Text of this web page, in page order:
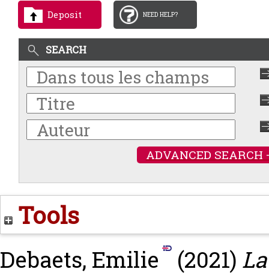
Deposit NEED HELP?
SEARCH
ADVANCED SEARCH
Tools
Debaets, Emilie (2021)